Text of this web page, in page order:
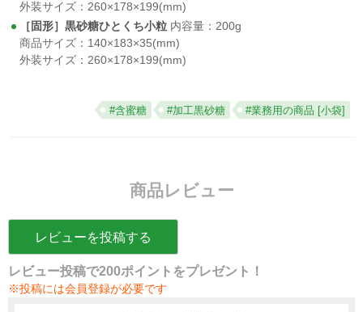
外装サイズ：260×178×199(mm)
［固形］黒砂糖ひとくち小粒 内容量：200g
商品サイズ：140×183×35(mm)
外装サイズ：260×178×199(mm)
#含蜜糖 #加工黒砂糖 #業務用の商品 [小袋]
商品レビュー
レビューを投稿する
レビュー投稿で200ポイントをプレゼント！
※投稿には会員登録が必要です